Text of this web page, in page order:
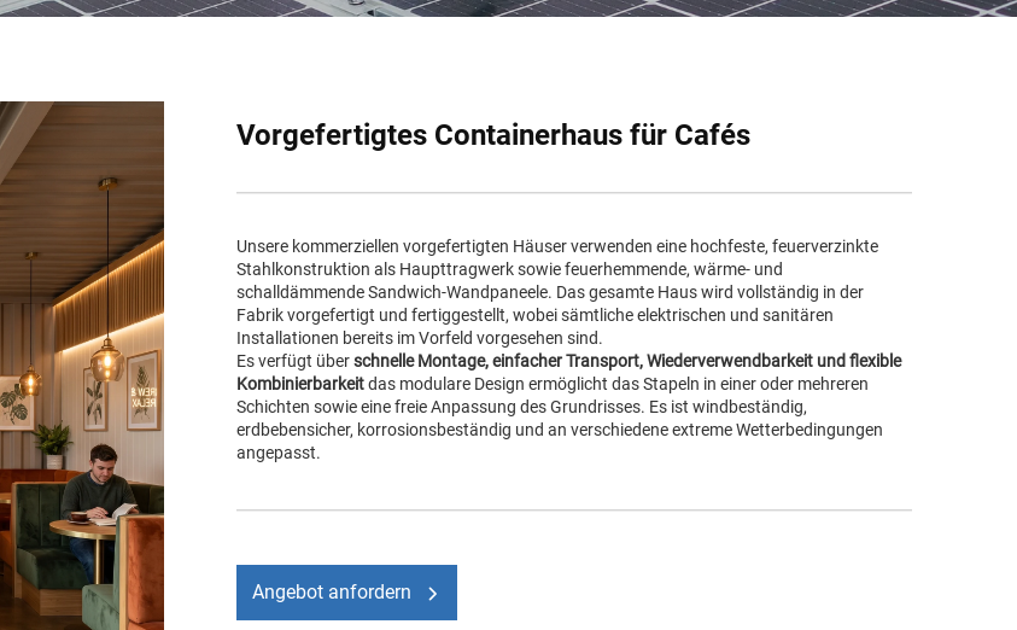
Vorgefertigtes Containerhaus für Cafés
Unsere kommerziellen vorgefertigten Häuser verwenden eine hochfeste, feuerverzinkte
Stahlkonstruktion als Haupttragwerk sowie feuerhemmende, wärme- und
schalldämmende Sandwich-Wandpaneele. Das gesamte Haus wird vollständig in der
Fabrik vorgefertigt und fertiggestellt, wobei sämtliche elektrischen und sanitären
Installationen bereits im Vorfeld vorgesehen sind.
Es verfügt überschnelle Montage, einfacher Transport, Wiederverwendbarkeit und flexible
Kombinierbarkeitdas modulare Design ermöglicht das Stapeln in einer oder mehreren
Schichten sowie eine freie Anpassung des Grundrisses. Es ist windbeständig,
erdbebensicher, korrosionsbeständig und an verschiedene extreme Wetterbedingungen
angepasst.
Angebot anfordern